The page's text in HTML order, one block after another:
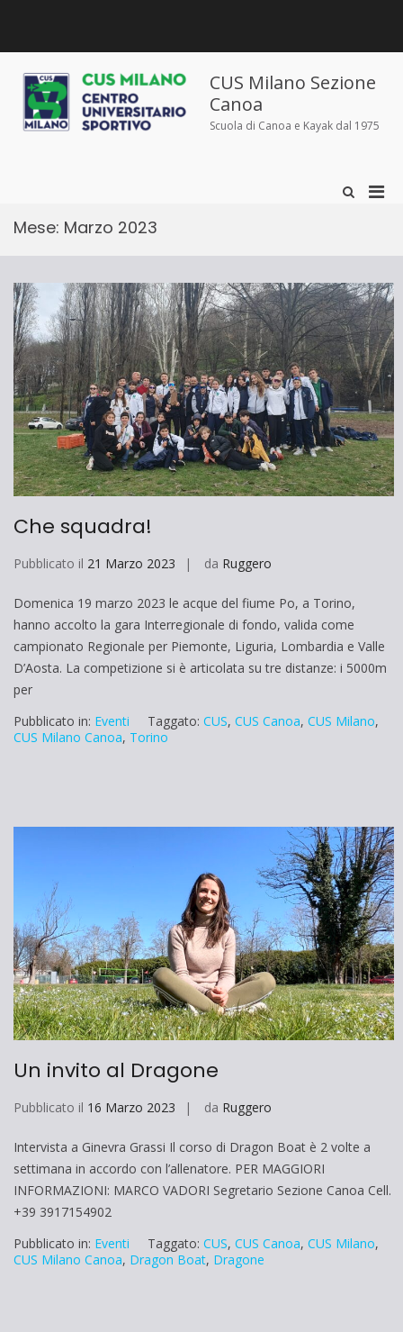
siamo
siamo
e
iscrizioni
sportivo
CUS Milano Sezione
Canoa
Scuola di Canoa e Kayak dal 1975
Mostra
Mese: Marzo 2023
Che squadra!
Pubblicato il 21 Marzo 2023 da Ruggero
Domenica 19 marzo 2023 le acque del fiume Po, a Torino,
hanno accolto la gara Interregionale di fondo, valida come
campionato Regionale per Piemonte, Liguria, Lombardia e Valle
D’Aosta. La competizione si è articolata su tre distanze: i 5000m
per
Pubblicato in: Eventi Taggato: CUS, CUS Canoa, CUS Milano,
CUS Milano Canoa, Torino
Un invito al Dragone
Pubblicato il 16 Marzo 2023 da Ruggero
Intervista a Ginevra Grassi Il corso di Dragon Boat è 2 volte a
settimana in accordo con l’allenatore. PER MAGGIORI
INFORMAZIONI: MARCO VADORI Segretario Sezione Canoa Cell.
+39 3917154902
Pubblicato in: Eventi Taggato: CUS, CUS Canoa, CUS Milano,
CUS Milano Canoa, Dragon Boat, Dragone